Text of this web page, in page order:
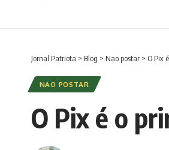
Jornal Patriota > Blog > Nao postar > O Pix
NAO POSTAR
O Pix é o